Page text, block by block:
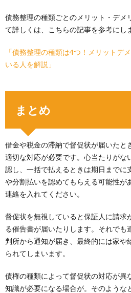
債務整理の種類ごとのメリット・デメ
て詳しくは、こちらの記事を参考にし
「債務整理の種類は4つ！メリットデ
いる人を解説」
まとめ
借金や税金の滞納で督促状が届いたと
適切な対応が必要です。心当たりがな
認し、一括で払えるときは期日までに
や分割払いを認めてもらえる可能性が
連絡を入れてください。
督促状を無視していると保証人に請求
る催告書が届いたりします。それでも
判所から通知が届き、最終的には家や
られてしまいます。
債権の種類によって督促状の対応が異
知識が必要になる場合が。そのような